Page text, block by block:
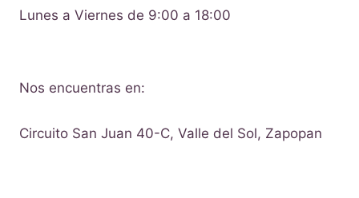
Lunes a Viernes de 9:00 a 18:00
Nos encuentras en:
Circuito San Juan 40-C, Valle del Sol, Zapopan